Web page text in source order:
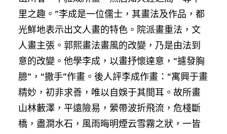
里之趣。”李成是一位儒士，其畫法及作品，都
光鮮地表示出文人畫的特色。院派畫重法，文
人畫主張。郭熙畫法畫風的改變，乃是由法到
意的改變。他學李成，以畫抒懷達意，“攄發胸
臆”，“撒手”作畫。後人評李成作畫：“寓興于畫
精妙，初非求善，唯以自娛于其間耳。故所畫
山林藪澤，平遠險易，縈帶波折飛流，危棧斷
橋，盡澗水石，風雨晦明煙云雪霧之狀，一皆